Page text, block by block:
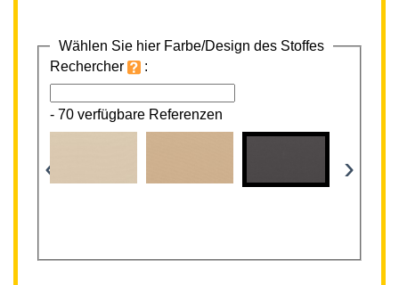
Wählen Sie hier Farbe/Design des Stoffes
Rechercher
:
- 70 verfügbare Referenzen
‹ ›